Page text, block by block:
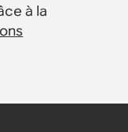
à la